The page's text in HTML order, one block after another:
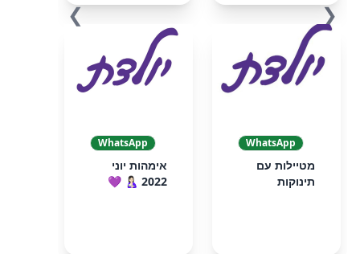
❮
WhatsApp
מטיילות עם
תינוקות
WhatsApp
אימהות יוני
2022 🤱🏻 💜
❯